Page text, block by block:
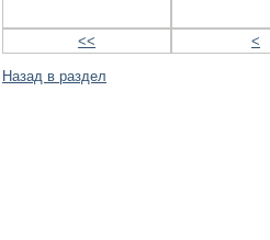
<< <
Назад в раздел